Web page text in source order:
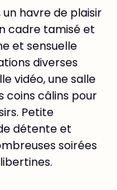
un havre de plaisir
cadre tamisé et
et sensuelle
diverses
vidéo, une salle
coins câlins pour
Petite
détente et
soirées